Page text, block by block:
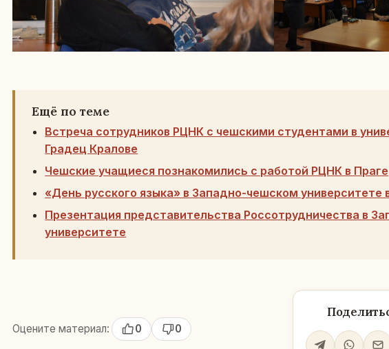
Ещё по теме
Встреча сотрудников РЦНК с чешскими студентами в
Градец Кралове
Чешские учащиеся познакомились с работой РЦНК в Праге
«День русского языка» в Западно-чешском университете
Презентация представительства Россотрудничества в
университете
Оцените материал: 0 0